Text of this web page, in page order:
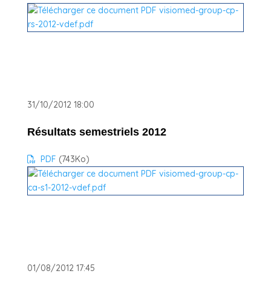
31/10/2012 18:00
Résultats semestriels 2012
PDF (743Ko)
01/08/2012 17:45